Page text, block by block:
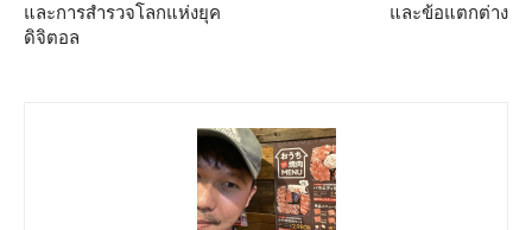
และการสำรวจโลกแห่งยุค
ดิจิตอล
และข้อแตกต่าง